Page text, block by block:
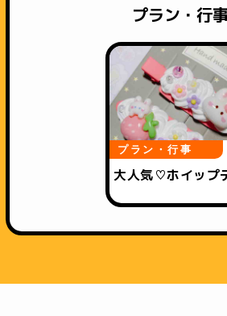
プラン・行
プラン・行事
大人気♡ホイップ